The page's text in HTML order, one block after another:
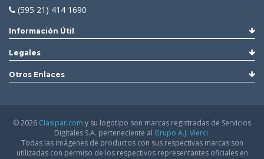
(595 21) 414 1690
Información Útil
Legales
Otros Enlaces
© 2026 Clasipar.com y su logotipo son marcas registradas de Servicios
Digitales S.A. perteneciente al Grupo A.J. Vierci.
Todas las imágenes de productos con sus respectivas marcas son
utilizadas con permiso de los respectivos representantes oficiales en